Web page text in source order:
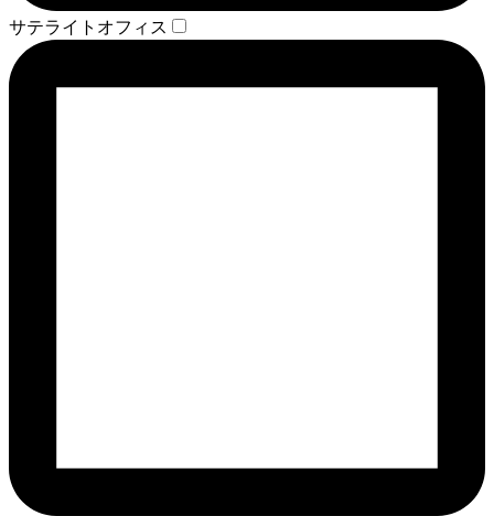
サテライトオフィス